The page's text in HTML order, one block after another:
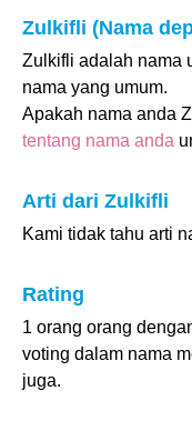
Zulkifli (Nama
Zulkifli adalah nama
nama yang umum.
Apakah nama anda
tentang nama anda
Arti dari Zulkifli
Kami tidak tahu arti
Rating
1 orang orang
voting dalam nama
juga.